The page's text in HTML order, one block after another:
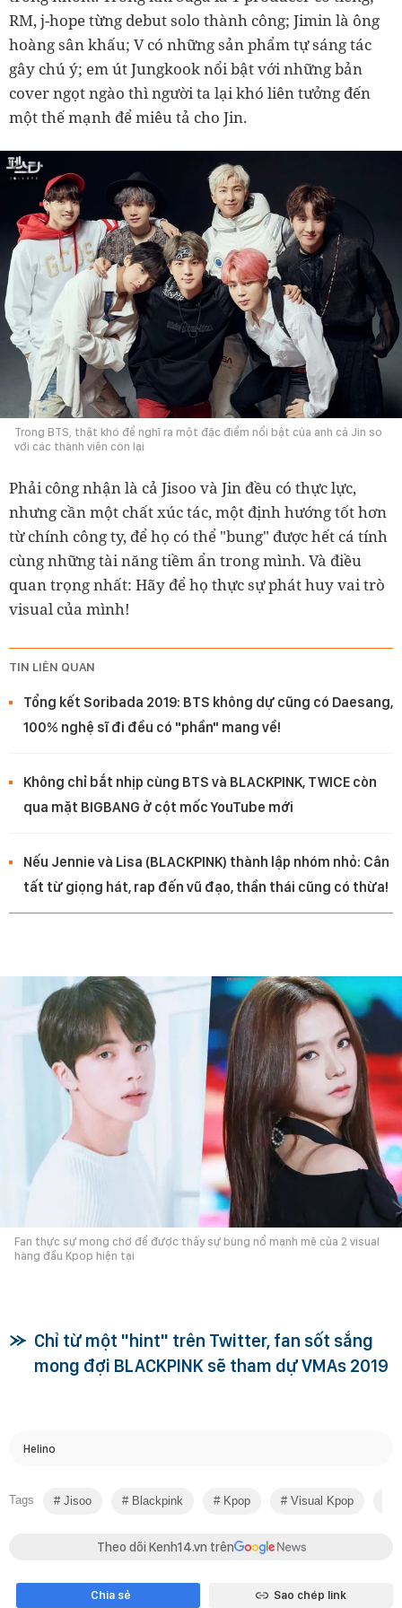
RM, j-hope từng debut solo thành công; Jimin là ông
hoàng sân khấu; V có những sản phẩm tự sáng tác
gây chú ý; em út Jungkook nổi bật với những bản
cover ngọt ngào thì người ta lại khó liên tưởng đến
một thế mạnh để miêu tả cho Jin.
Trong BTS, thật khó để nghĩ ra một đặc điểm nổi bật của anh cả Jin so
với các thành viên còn lại
Phải công nhận là cả Jisoo và Jin đều có thực lực,
nhưng cần một chất xúc tác, một định hướng tốt hơn
từ chính công ty, để họ có thể "bung" được hết cá tính
cùng những tài năng tiềm ẩn trong mình. Và điều
quan trọng nhất: Hãy để họ thực sự phát huy vai trò
visual của mình!
TIN LIÊN QUAN
Tổng kết Soribada 2019: BTS không dự cũng có Daesang,
100% nghệ sĩ đi đều có "phần" mang về!
Không chỉ bắt nhịp cùng BTS và BLACKPINK, TWICE còn
qua mặt BIGBANG ở cột mốc YouTube mới
Nếu Jennie và Lisa (BLACKPINK) thành lập nhóm nhỏ: Cân
tất từ giọng hát, rap đến vũ đạo, thần thái cũng có thừa!
Fan thực sự mong chờ để được thấy sự bùng nổ mạnh mẽ của 2 visual
hàng đầu Kpop hiện tại
Chỉ từ một "hint" trên Twitter, fan sốt sắng
mong đợi BLACKPINK sẽ tham dự VMAs 2019
Helino
Tags Jisoo Blackpink Kpop Visual Kpop
Theo dõi Kenh14.vn trên
Chia sẻ Sao chép link